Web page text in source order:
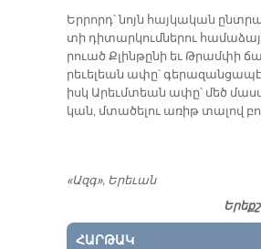
Եր­րորդ՝ նոյն հայ­կա­կան
տի դի­տար­կում­նե­րու
րուած Քլին­թը­նի եւ Թրամ­փի
րե­ւե­լեան ա­փը՝
իսկ Ա­րեւմ­տեան ա­փը՝ մեծ
կան, մտա­ծե­լու ա­ռիթ տա­լով
«Ազգ», Ե­րե­ւան
ՀԱՐԹԱԿ